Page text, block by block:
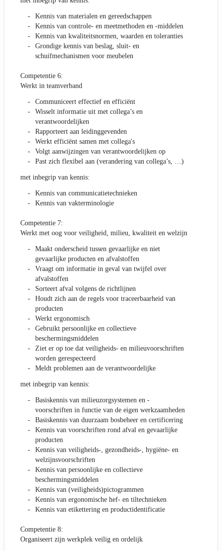
Kennis van materialen en gereedschappen
Kennis van controle- en meetmethoden en -middelen
Kennis van kwaliteitsnormen, waarden en toleranties
Grondige kennis van beslag, sluit- en
schuifmechanismen voor meubelen
Competentie 6:
Werkt in teamverband
Communiceert effectief en efficiënt
Wisselt informatie uit met collega’s en
verantwoordelijken
Rapporteert aan leidinggevenden
Werkt efficiënt samen met collega's
Volgt aanwijzingen van verantwoordelijken op
Past zich flexibel aan (verandering van collega’s, …)
met inbegrip van kennis:
Kennis van communicatietechnieken
Kennis van vakterminologie
Competentie 7:
Werkt met oog voor veiligheid, milieu, kwaliteit en welzijn
Maakt onderscheid tussen gevaarlijke en niet
gevaarlijke producten en afvalstoffen
Vraagt om informatie in geval van twijfel over
afvalstoffen
Sorteert afval volgens de richtlijnen
Houdt zich aan de regels voor traceerbaarheid van
producten
Werkt ergonomisch
Gebruikt persoonlijke en collectieve
beschermingsmiddelen
Ziet er op toe dat veiligheids- en milieuvoorschriften
worden gerespecteerd
Meldt problemen aan de verantwoordelijke
met inbegrip van kennis:
Basiskennis van milieuzorgsystemen en -
voorschriften in functie van de eigen werkzaamheden
Basiskennis van duurzaam bosbeheer en certificering
Kennis van voorschriften rond afval en gevaarlijke
producten
Kennis van veiligheids-, gezondheids-, hygiëne- en
welzijnsvoorschriften
Kennis van persoonlijke en collectieve
beschermingsmiddelen
Kennis van (veiligheids)pictogrammen
Kennis van ergonomische hef- en tiltechnieken
Kennis van etikettering en productidentificatie
Competentie 8:
Organiseert zijn werkplek veilig en ordelijk